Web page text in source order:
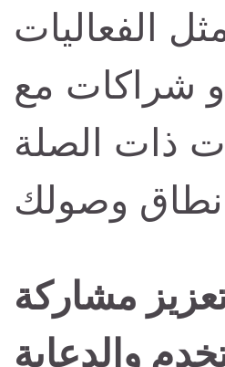
الفعاليات
شراكات مع
ذات الصلة
مشاركة